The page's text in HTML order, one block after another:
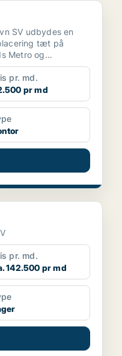
SV udbydes en
tæt på
Metro og
pr. md.
pr md
pr. md.
142.500 pr md